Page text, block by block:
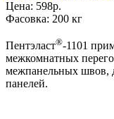
Цена: 598р.
Фасовка: 200 кг
Пентэласт®-1101
межкомнатных
межпанельных швов,
панелей.